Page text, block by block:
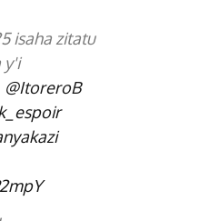
isaha zitatu
y'i
@ItoreroB